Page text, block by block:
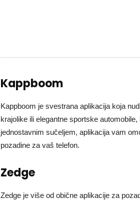
Kappboom
Kappboom je svestrana aplikacija koja
krajolike ili elegantne sportske
jednostavnim sučeljem, aplikacija vam
pozadine za vaš telefon.
Zedge
Zedge je više od obične aplikacije za